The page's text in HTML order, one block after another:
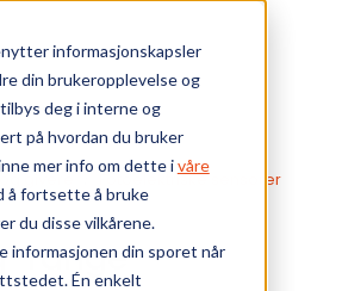
informasjonskapsler
din brukeropplevelse og
deg i interne og
på hvordan du bruker
mer info om dette ivåre
å fortsette å bruke
du disse vilkårene.
informasjonen din sporet når
Én enkelt
givere
Fotoelektriske sensorer
range